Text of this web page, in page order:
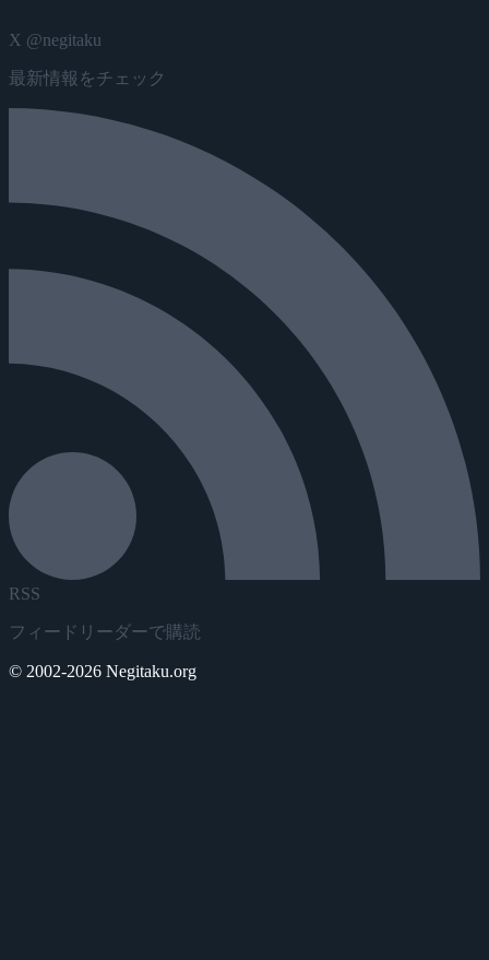
X @negitaku
最新情報をチェック
RSS
フィードリーダーで購読
© 2002-2026 Negitaku.org